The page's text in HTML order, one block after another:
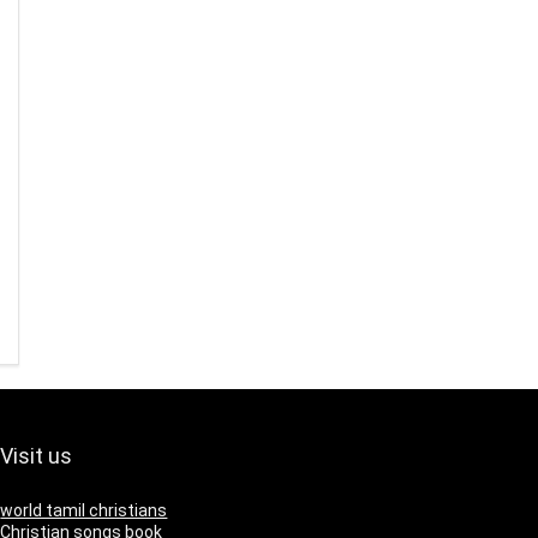
Visit us
world tamil christians
Christian songs book